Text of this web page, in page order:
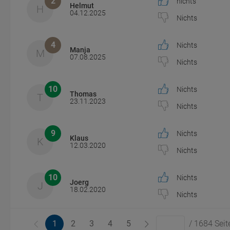
H
Helmut
04.12.2025
Nichts
M
4
Manja
07.08.2025
Nichts
Nichts
T
10
Thomas
23.11.2023
Nichts
Nichts
K
9
Klaus
12.03.2020
Nichts
Nichts
J
10
Joerg
18.02.2020
Nichts
Nichts
1 2 3 4 5 / 1684